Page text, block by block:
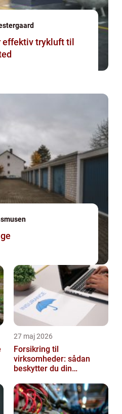
27 maj 2026
Forsikring til
virksomheder: sådan
beskytter du din